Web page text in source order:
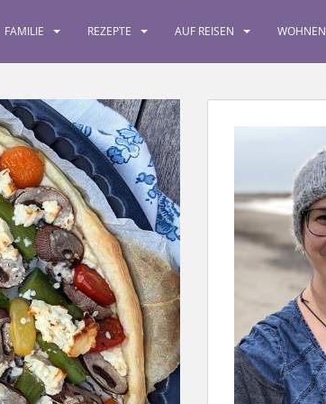
FAMILIE REZEPTE AUF REISEN WOHNEN